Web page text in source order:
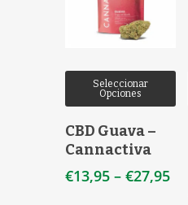
Seleccionar
Opciones
CBD Guava –
Cannactiva
€13,95 – €27,95